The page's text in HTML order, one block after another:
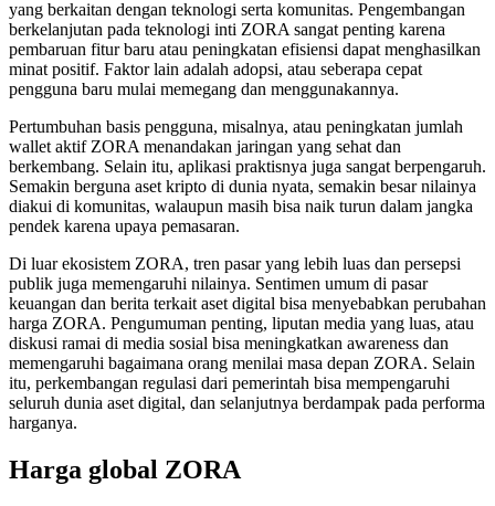
yang berkaitan dengan teknologi serta komunitas. Pengembangan
berkelanjutan pada teknologi inti ZORA sangat penting karena
pembaruan fitur baru atau peningkatan efisiensi dapat menghasilkan
minat positif. Faktor lain adalah adopsi, atau seberapa cepat
pengguna baru mulai memegang dan menggunakannya.
Pertumbuhan basis pengguna, misalnya, atau peningkatan jumlah
wallet aktif ZORA menandakan jaringan yang sehat dan
berkembang. Selain itu, aplikasi praktisnya juga sangat berpengaruh.
Semakin berguna aset kripto di dunia nyata, semakin besar nilainya
diakui di komunitas, walaupun masih bisa naik turun dalam jangka
pendek karena upaya pemasaran.
Di luar ekosistem ZORA, tren pasar yang lebih luas dan persepsi
publik juga memengaruhi nilainya. Sentimen umum di pasar
keuangan dan berita terkait aset digital bisa menyebabkan perubahan
harga ZORA. Pengumuman penting, liputan media yang luas, atau
diskusi ramai di media sosial bisa meningkatkan awareness dan
memengaruhi bagaimana orang menilai masa depan ZORA. Selain
itu, perkembangan regulasi dari pemerintah bisa mempengaruhi
seluruh dunia aset digital, dan selanjutnya berdampak pada performa
harganya.
Harga global ZORA